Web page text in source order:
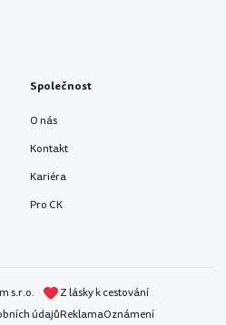
Společnost
O nás
Kontakt
Kariéra
Pro CK
s.r.o.
Z lásky k cestování
údajůReklamaOznámení